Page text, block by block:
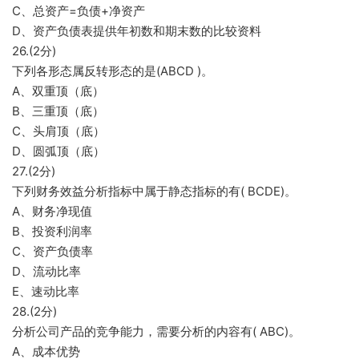
C、总资产=负债+净资产
D、资产负债表提供年初数和期末数的比较资料
26.(2分)
下列各形态属反转形态的是(ABCD )。
A、双重顶（底）
B、三重顶（底）
C、头肩顶（底）
D、圆弧顶（底）
27.(2分)
下列财务效益分析指标中属于静态指标的有( BCDE)。
A、财务净现值
B、投资利润率
C、资产负债率
D、流动比率
E、速动比率
28.(2分)
分析公司产品的竞争能力，需要分析的内容有( ABC)。
A、成本优势